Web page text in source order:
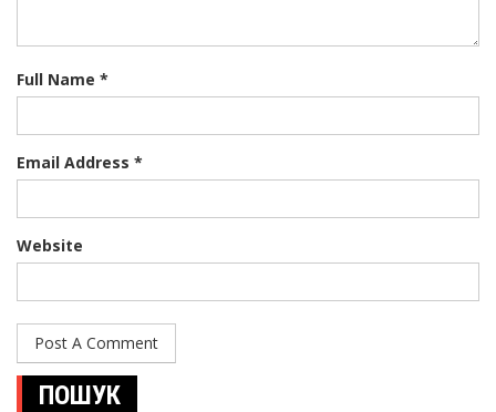
Full Name *
Email Address *
Website
ПОШУК